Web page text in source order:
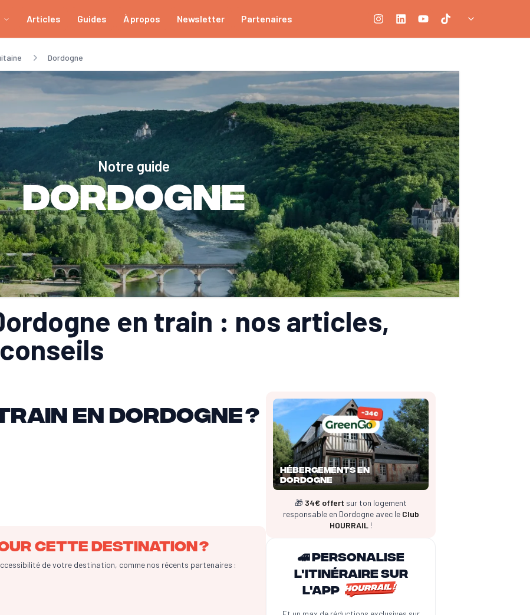
Articles Guides À propos Newsletter Partenaires
Dordogne
Notre guide
Dordogne
en train : nos articles,
en Dordogne ?
cette destination ?
de votre destination, comme nos récents partenaires :
Hébergements en
Dordogne
🎁 34€ offert sur ton logement
responsable en Dordogne avec le Club
HOURRAIL !
🚄 Personalise
l'itinéraire sur
l'app